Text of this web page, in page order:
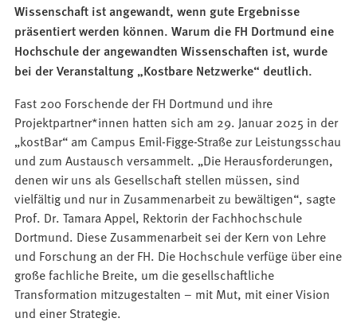
Wissenschaft ist angewandt, wenn gute Ergebnisse
präsentiert werden können. Warum die FH Dortmund eine
Hochschule der angewandten Wissenschaften ist, wurde
bei der Veranstaltung „Kostbare Netzwerke“ deutlich.
Fast 200 Forschende der FH Dortmund und ihre
Projektpartner*innen hatten sich am 29. Januar 2025 in der
„kostBar“ am Campus Emil-Figge-Straße zur Leistungsschau
und zum Austausch versammelt. „Die Herausforderungen,
denen wir uns als Gesellschaft stellen müssen, sind
vielfältig und nur in Zusammenarbeit zu bewältigen“, sagte
Prof. Dr. Tamara Appel, Rektorin der Fachhochschule
Dortmund. Diese Zusammenarbeit sei der Kern von Lehre
und Forschung an der FH. Die Hochschule verfüge über eine
große fachliche Breite, um die gesellschaftliche
Transformation mitzugestalten – mit Mut, mit einer Vision
und einer Strategie.